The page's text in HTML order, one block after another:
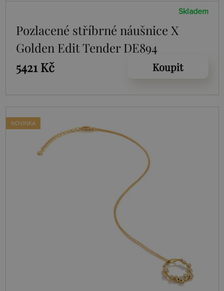
Skladem
Pozlacené stříbrné náušnice X
Golden Edit Tender DE894
5421 Kč
Koupit
NOVINKA